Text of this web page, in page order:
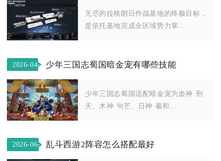
无尽的拉格朗日作战基地的终极目标，
是依托基地完成全区域势力掌...
2026-04-
少年三国志蜀国暗金宠有哪些技能
少年三国志蜀国适配暗金宠为血神·刑
天、木神·句芒、日神·羲和...
2026-06-
21
乱斗西游2阵容怎么搭配最好